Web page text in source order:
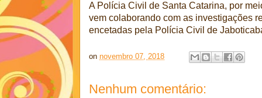
A Polícia Civil de Santa Catarina, por
vem colaborando com as investigações
encetadas pela Polícia Civil de
on novembro 07, 2018
Nenhum comentário: